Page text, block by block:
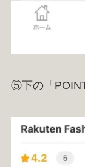
⑤下の「